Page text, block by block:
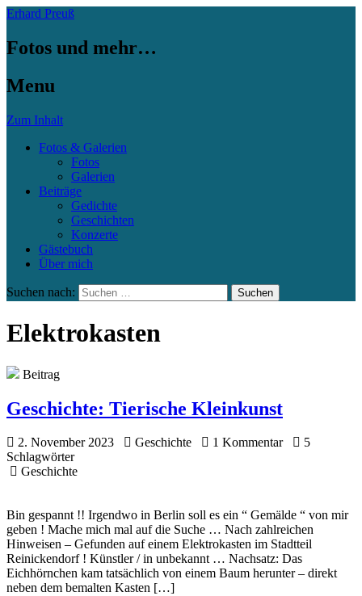
Erhard Preuß
Fotos und mehr…
Menu
Zum Inhalt
Fotos & Galerien
Fotos
Galerien
Beiträge
Gedichte
Geschichten
Konzerte
Gästebuch
Über mich
Suchen nach:
Elektrokasten
Beitrag
Geschichte: Tierische Kleinkunst
2. November 2023 Geschichte 1 Kommentar
5
Schlagwörter
Geschichte
Bin gespannt !! Irgendwo in Berlin soll es ein “ Gemälde “ von mir
geben ! Mache mich mal auf die Suche … Nach zahlreichen
Hinweisen – Gefunden auf einem Elektrokasten im Stadtteil
Reinickendorf ! Künstler / in unbekannt … Nachsatz: Das
Eichhörnchen kam tatsächlich von einem Baum herunter – direkt
neben dem bemalten Kasten […]